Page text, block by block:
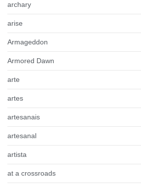
archary
arise
Armageddon
Armored Dawn
arte
artes
artesanais
artesanal
artista
at a crossroads